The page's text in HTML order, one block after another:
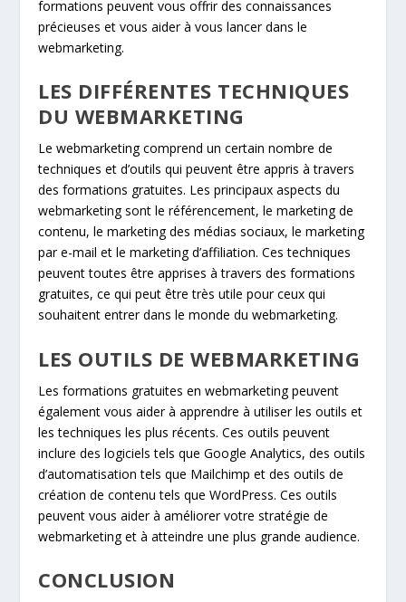
formations peuvent vous offrir des connaissances
précieuses et vous aider à vous lancer dans le
webmarketing.
LES DIFFÉRENTES TECHNIQUES
DU WEBMARKETING
Le webmarketing comprend un certain nombre de
techniques et d’outils qui peuvent être appris à travers
des formations gratuites. Les principaux aspects du
webmarketing sont le référencement, le marketing de
contenu, le marketing des médias sociaux, le marketing
par e-mail et le marketing d’affiliation. Ces techniques
peuvent toutes être apprises à travers des formations
gratuites, ce qui peut être très utile pour ceux qui
souhaitent entrer dans le monde du webmarketing.
LES OUTILS DE WEBMARKETING
Les formations gratuites en webmarketing peuvent
également vous aider à apprendre à utiliser les outils et
les techniques les plus récents. Ces outils peuvent
inclure des logiciels tels que Google Analytics, des outils
d’automatisation tels que Mailchimp et des outils de
création de contenu tels que WordPress. Ces outils
peuvent vous aider à améliorer votre stratégie de
webmarketing et à atteindre une plus grande audience.
CONCLUSION